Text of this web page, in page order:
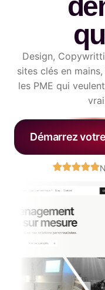
Design,
sites clés en
les PME qui
Démarrez